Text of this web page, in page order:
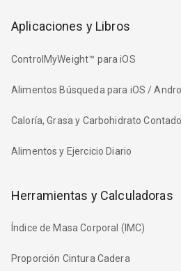
Aplicaciones y Libros
ControlMyWeight™ para iOS
Alimentos Búsqueda para iOS /
Caloría, Grasa y Carbohidrato
Alimentos y Ejercicio Diario
Herramientas y Calculadoras
Índice de Masa Corporal (IMC)
Proporción Cintura Cadera